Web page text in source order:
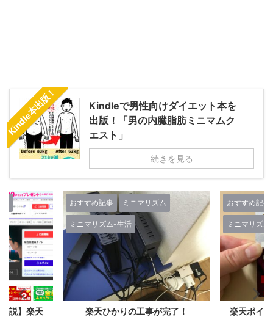
Kindle本出版！
Kindleで男性向けダイエット本を
出版！「男の内臓脂肪ミニマムク
エスト」
続きを見る
完了！
おすすめ記事 ミニマリズム
ミニマリズム-生活
楽天ポイントが自動でどんどん貯
おすすめ記事
ミニマリズ
人生-考え方
Kindle本